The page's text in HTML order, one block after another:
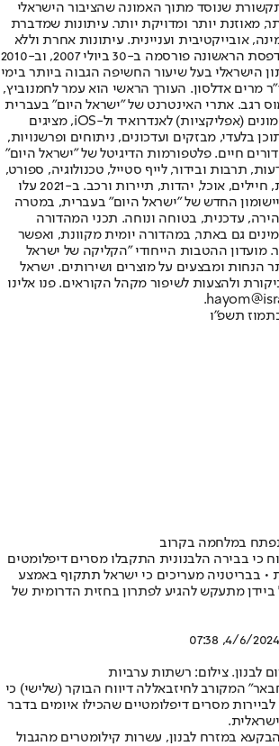
שנוסד מתוך האמונה שהציבור הישראלי
מאוזנת יותר ומדויקת יותר. עיתונות שמדברת
אובייקטיבית ועניינית. עיתונות אחרת וללא
תשלום. המהדורה המודפסת הראשונה פורסמה ב-30 ביולי 2007, וב-2010
הישראלי בעל שיעור החשיפה הגבוה ביותר בימי
מרים אדלסון. העורך הראשי הוא עמר לחמנוביץ,
רגב. אתרי האינטרנט של "ישראל היום" בעברית
ובאנגלית, כמו כן היישומונים (אפליקציות) לאנדרואיד ול-iOS, מציגים
בלעדי, מבזקים ועדכונים, ניתוחים ופרשנויות,
חיים. פלטפורמות הדיגיטל של "ישראל היום"
תרבות ובידור, לייף סטייל, טכנולוגיה, ספורט,
כלכלה וצרכנות, בריאות, חיילים, אוכל, יהדות, תיירות ורכב. ב-2021 עלו
החדש של "ישראל היום" בעברית, במטרה
עדכנית, בטוחה ונוחה. תכני המהדורה
גם באתר, במהדורה יומית מקוונת, ואפשר
מועדון ההטבות הייחודי "הקליקה של ישראל
הנחות ומבצעים על מוצרים ושירותים. ישראל
ולהצעות לשיפור מקהל הקוראים. פנו אלינו
תשפ"ו
תפתח במלחמה בקרוב
כי בבירה הלבנונית התקבלו מסרים דיפלומטים
בבריטניה מעריכים כי ישראל תתקוף באמצע
ביידן מתעקש להגיע לפתרון בחזית הדרומית של
4/6/2024, 07:38
לבנון. צילום: רשתות ערביות
המקורב לחיזבאללה דיווח הבוקר (שלישי) כי
מסרים דיפלומטיים שהכילו איומים בדבר
במזרח לבנון, עשרות קילומטרים מהגבול